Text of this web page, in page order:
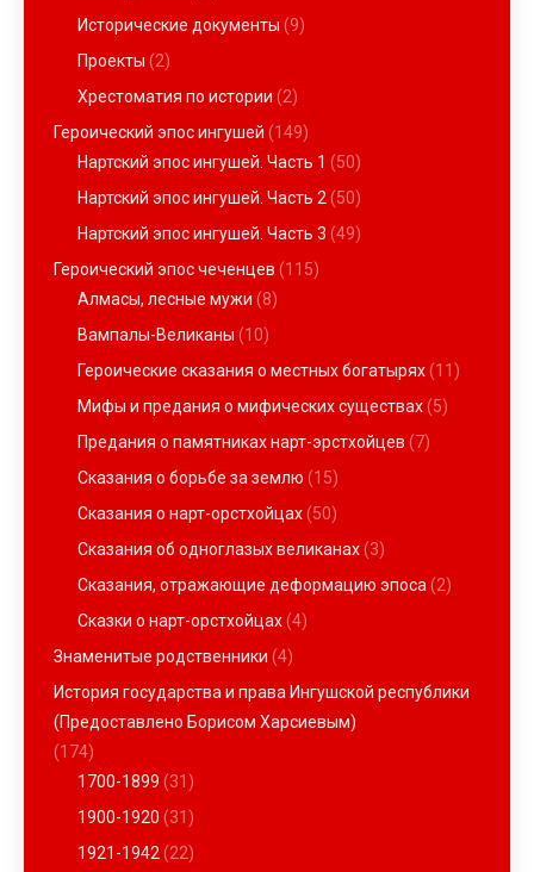
Исторические документы (9)
Проекты (2)
Хрестоматия по истории (2)
Героический эпос ингушей (149)
Нартский эпос ингушей. Часть 1 (50)
Нартский эпос ингушей. Часть 2 (50)
Нартский эпос ингушей. Часть 3 (49)
Героический эпос чеченцев (115)
Алмасы, лесные мужи (8)
Вампалы-Великаны (10)
Героические сказания о местных богатырях(11)
Мифы и предания о мифических существах(5)
Предания о памятниках нарт-эрстхойцев (7)
Сказания о борьбе за землю (15)
Сказания о нарт-орстхойцах(50)
Сказания об одноглазых великанах(3)
Сказания, отражающие деформацию эпоса (2)
Сказки о нарт-орстхойцах(4)
Знаменитые родственники (4)
История государства и права Ингушской республики
(Предоставлено Борисом Харсиевым)
(174)
1700-1899 (31)
1900-1920 (31)
1921-1942 (22)